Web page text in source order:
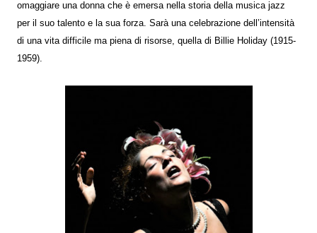
omaggiare una donna che è emersa nella storia della musica jazz
per il suo talento e la sua forza. Sarà una celebrazione dell’intensità
di una vita difficile ma piena di risorse, quella di Billie Holiday (1915-
1959).